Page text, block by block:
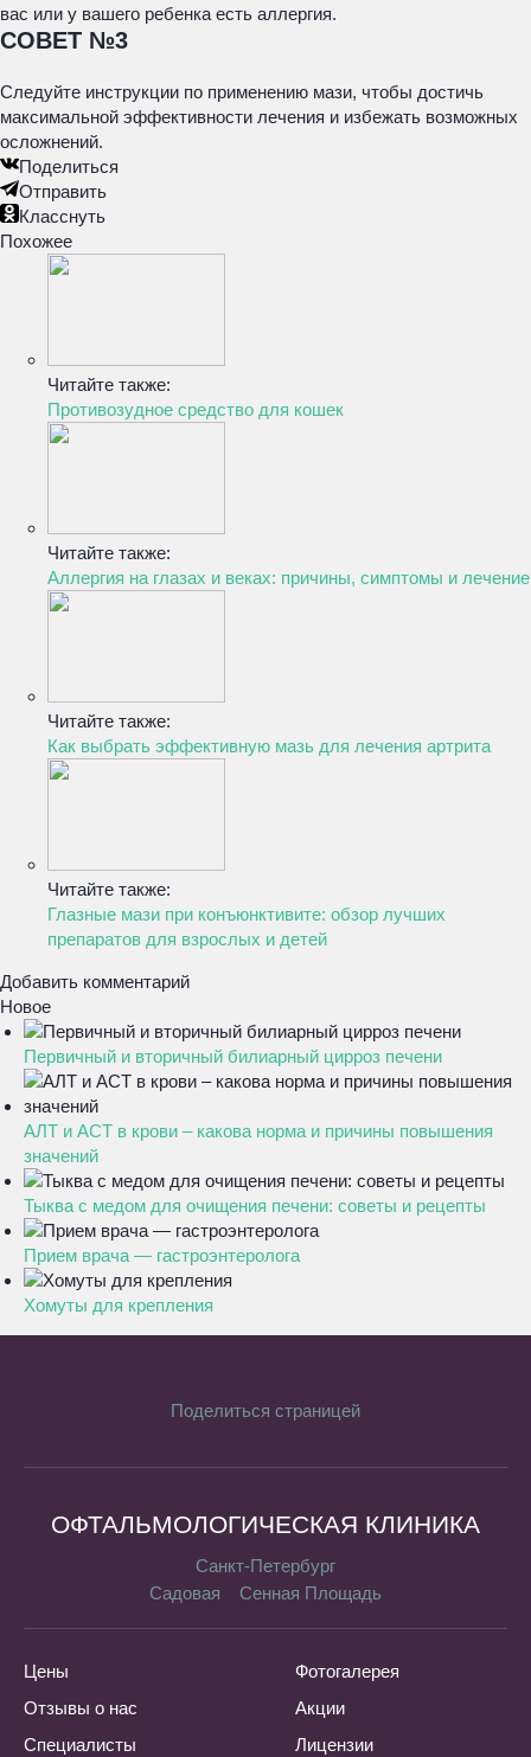
вас или у вашего ребенка есть аллергия.
СОВЕТ №3
Следуйте инструкции по применению мази, чтобы достичь
максимальной эффективности лечения и избежать возможных
осложнений.
Поделиться
Отправить
Класснуть
Похожее
Читайте также:
Противозудное средство для кошек
Читайте также:
Аллергия на глазах и веках: причины, симптомы и лечение
Читайте также:
Как выбрать эффективную мазь для лечения артрита
Читайте также:
Глазные мази при конъюнктивите: обзор лучших
препаратов для взрослых и детей
Добавить комментарий
Новое
Первичный и вторичный билиарный цирроз печени
АЛТ и АСТ в крови – какова норма и причины повышения
значений
Тыква с медом для очищения печени: советы и рецепты
Прием врача — гастроэнтеролога
Хомуты для крепления
Поделиться страницей
ОФТАЛЬМОЛОГИЧЕСКАЯ КЛИНИКА
Санкт-Петербург
Садовая
Сенная Площадь
Цены
Отзывы о нас
Специалисты
Фотогалерея
Акции
Лицензии